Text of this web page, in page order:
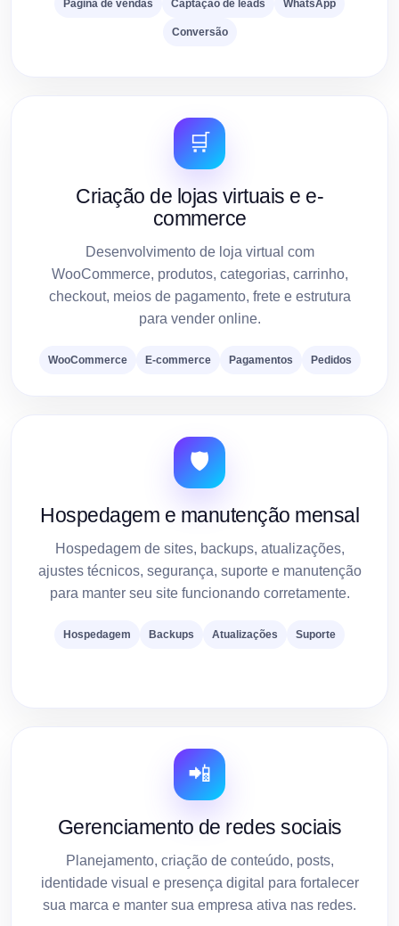
Página de vendas Captação de leads WhatsApp
Conversão
🛒
Criação de lojas virtuais e e-
commerce
Desenvolvimento de loja virtual com
WooCommerce, produtos, categorias, carrinho,
checkout, meios de pagamento, frete e estrutura
para vender online.
WooCommerce E-commerce Pagamentos Pedidos
🛡️
Hospedagem e manutenção mensal
Hospedagem de sites, backups, atualizações,
ajustes técnicos, segurança, suporte e manutenção
para manter seu site funcionando corretamente.
Hospedagem Backups Atualizações Suporte
📲
Gerenciamento de redes sociais
Planejamento, criação de conteúdo, posts,
identidade visual e presença digital para fortalecer
sua marca e manter sua empresa ativa nas redes.